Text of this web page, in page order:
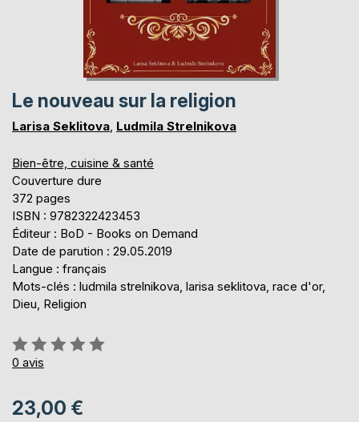
Le nouveau sur la religion
Larisa Seklitova, Ludmila Strelnikova
Bien-être, cuisine & santé
Couverture dure
372 pages
ISBN : 9782322423453
Éditeur : BoD - Books on Demand
Date de parution : 29.05.2019
Langue : français
Mots-clés : ludmila strelnikova, larisa seklitova, race d'or,
Dieu, Religion
Évaluation:
0%
0 avis
23,00 €